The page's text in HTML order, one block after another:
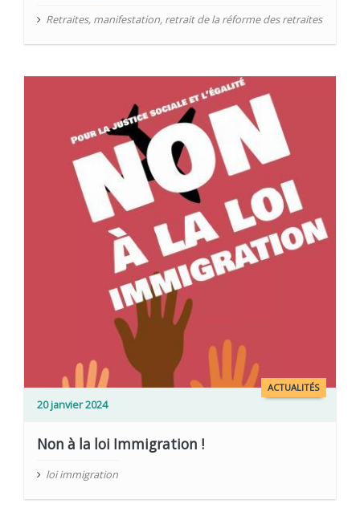
ACTUALITÉS
20 janvier 2024
Non à la loi Immigration !
loi immigration
Retraites, manifestation, retrait de la réforme des retraites